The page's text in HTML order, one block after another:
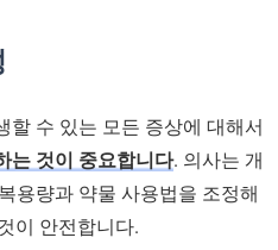
할 수 있는 모든 증상에 대해서
는 것이 중요합니다. 의사는 개
용량과 약물 사용법을 조정해
이 안전합니다.